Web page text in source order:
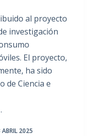
al proyecto
investigación
El proyecto,
ha sido
de Ciencia e
ABRIL 2025